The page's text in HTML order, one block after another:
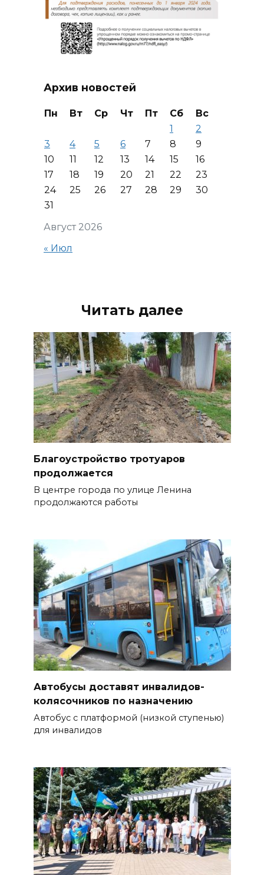
Архив новостей
Август 2026
Пн Вт Ср Чт Пт Сб
Вс
1
2
3
4 5 6 7 8
9
10
11 12 13 14 15
16
17
18 19 20 21 22
23
24
25 26 27 28 29
30
31
« Июл
Читать далее
Благоустройство тротуаров
продолжается
В центре города по улице Ленина
продолжаются работы
Автобусы доставят инвалидов-
колясочников по назначению
Автобус с платформой (низкой ступенью)
для инвалидов